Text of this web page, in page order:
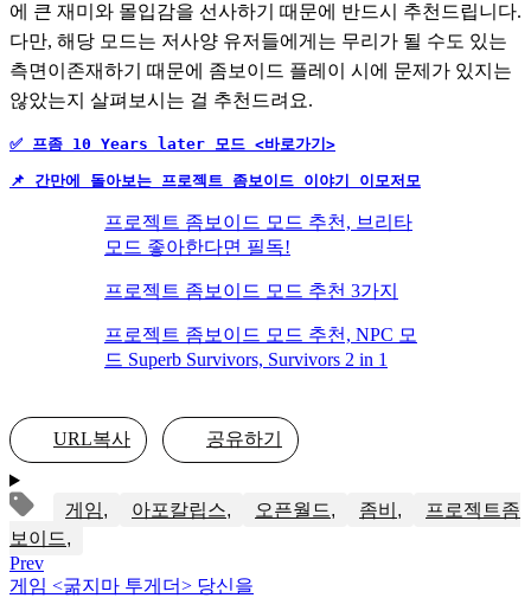
에 큰 재미와 몰입감을 선사하기 때문에 반드시 추천드립니다.
다만, 해당 모드는 저사양 유저들에게는 무리가 될 수도 있는
측면이존재하기 때문에 좀보이드 플레이 시에 문제가 있지는
않았는지 살펴보시는 걸 추천드려요.
✅ 프좀 10 Years later 모드 <바로가기>
📌 간만에 돌아보는 프로젝트 좀보이드 이야기 이모저모
프로젝트 좀보이드 모드 추천, 브리타
모드 좋아한다면 필독!
프로젝트 좀보이드 모드 추천 3가지
프로젝트 좀보이드 모드 추천, NPC 모
드 Superb Survivors, Survivors 2 in 1
URL복사 공유하기
게임 아포칼립스 오픈월드 좀비
프로젝트좀
보이드
Prev
게임 <굶지마 투게더> 당신을